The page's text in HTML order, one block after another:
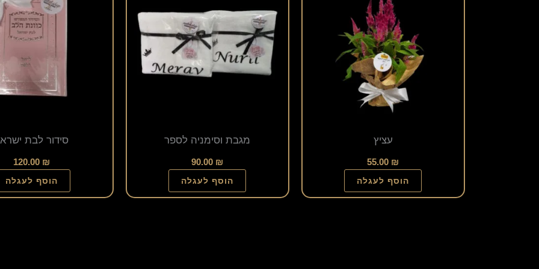
עציץ
55.00 ₪
הוסף לעגלה
מגבת וסימניה לספר
90.00 ₪
הוסף לעגלה
סידור לבת
120.00 ₪
הוסף לעגלה